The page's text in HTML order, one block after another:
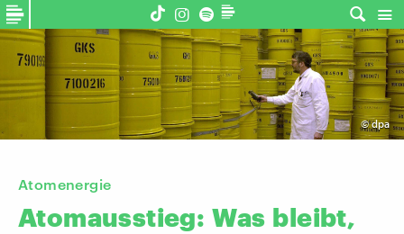
©dpa
Atomenergie
Atomausstieg: Was bleibt,